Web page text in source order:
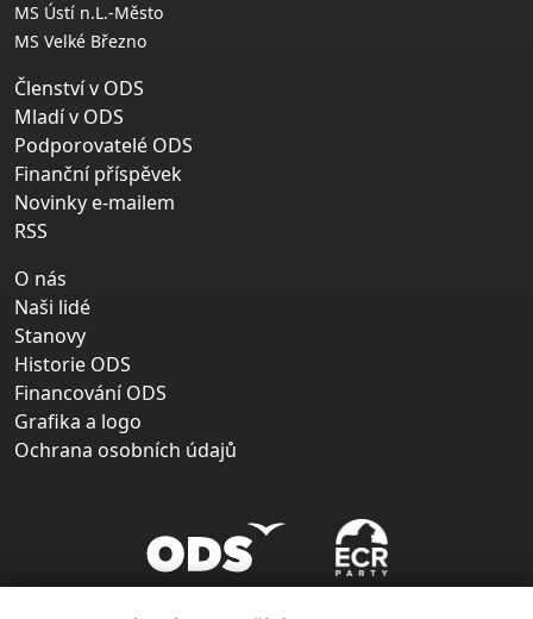
MS Ústí n.L.-Město
MS Velké Březno
Členství v ODS
Mladí v ODS
Podporovatelé ODS
Finanční příspěvek
Novinky e-mailem
RSS
O nás
Naši lidé
Stanovy
Historie ODS
Financování ODS
Grafika a logo
Ochrana osobních údajů